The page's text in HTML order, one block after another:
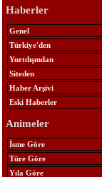
Haberler
Genel
Türkiye'den
Yurtdışından
Siteden
Haber Arşivi
Eski Haberler
Animeler
İsme Göre
Türe Göre
Yıla Göre